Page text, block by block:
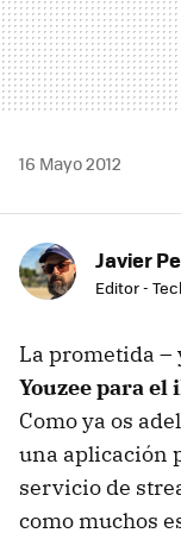
16 Mayo 2012
Javier
Editor -
La prometida –
Youzee para el
Como ya os
una aplicación
servicio de
como muchos